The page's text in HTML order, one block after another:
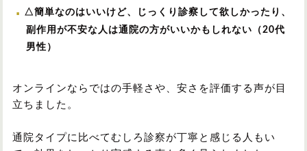
△簡単なのはいいけど、じっくり診察して欲しかったり、
副作用が不安な人は通院の方がいいかもしれない（20代
男性）
オンラインならではの手軽さや、安さを評価する声が目
立ちました。
通院タイプに比べてむしろ診察が丁寧と感じる人もい